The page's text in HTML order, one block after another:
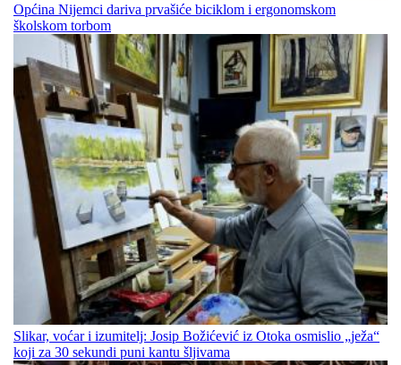
Općina Nijemci dariva prvašiće biciklom i ergonomskom
školskom torbom
Slikar, voćar i izumitelj: Josip Božićević iz Otoka osmislio „ježa“
koji za 30 sekundi puni kantu šljivama